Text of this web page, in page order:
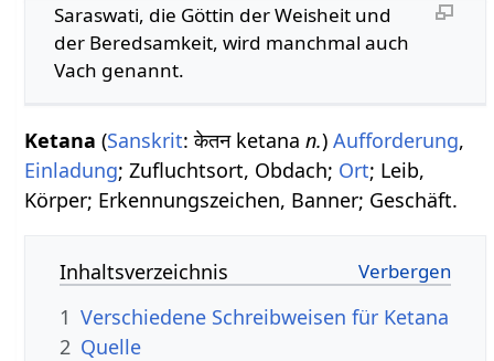
Saraswati, die Göttin der Weisheit und
der Beredsamkeit, wird manchmal auch
Vach genannt.
Ketana (Sanskrit: केतन ketanan.)Aufforderung,
Einladung; Zufluchtsort, Obdach; Ort; Leib,
Körper; Erkennungszeichen, Banner; Geschäft.
Inhaltsverzeichnis
1 Verschiedene Schreibweisen für Ketana
2 Quelle